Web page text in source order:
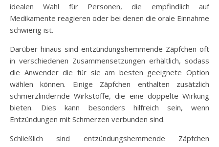
idealen Wahl für Personen, die empfindlich auf
Medikamente reagieren oder bei denen die orale Einnahme
schwierig ist.
Darüber hinaus sind entzündungshemmende Zäpfchen oft
in verschiedenen Zusammensetzungen erhältlich, sodass
die Anwender die für sie am besten geeignete Option
wählen können. Einige Zäpfchen enthalten zusätzlich
schmerzlindernde Wirkstoffe, die eine doppelte Wirkung
bieten. Dies kann besonders hilfreich sein, wenn
Entzündungen mit Schmerzen verbunden sind.
Schließlich sind entzündungshemmende Zäpfchen